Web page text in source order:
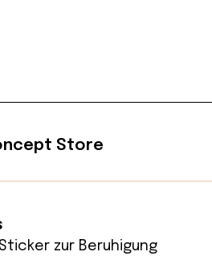
Store
zur Beruhigung